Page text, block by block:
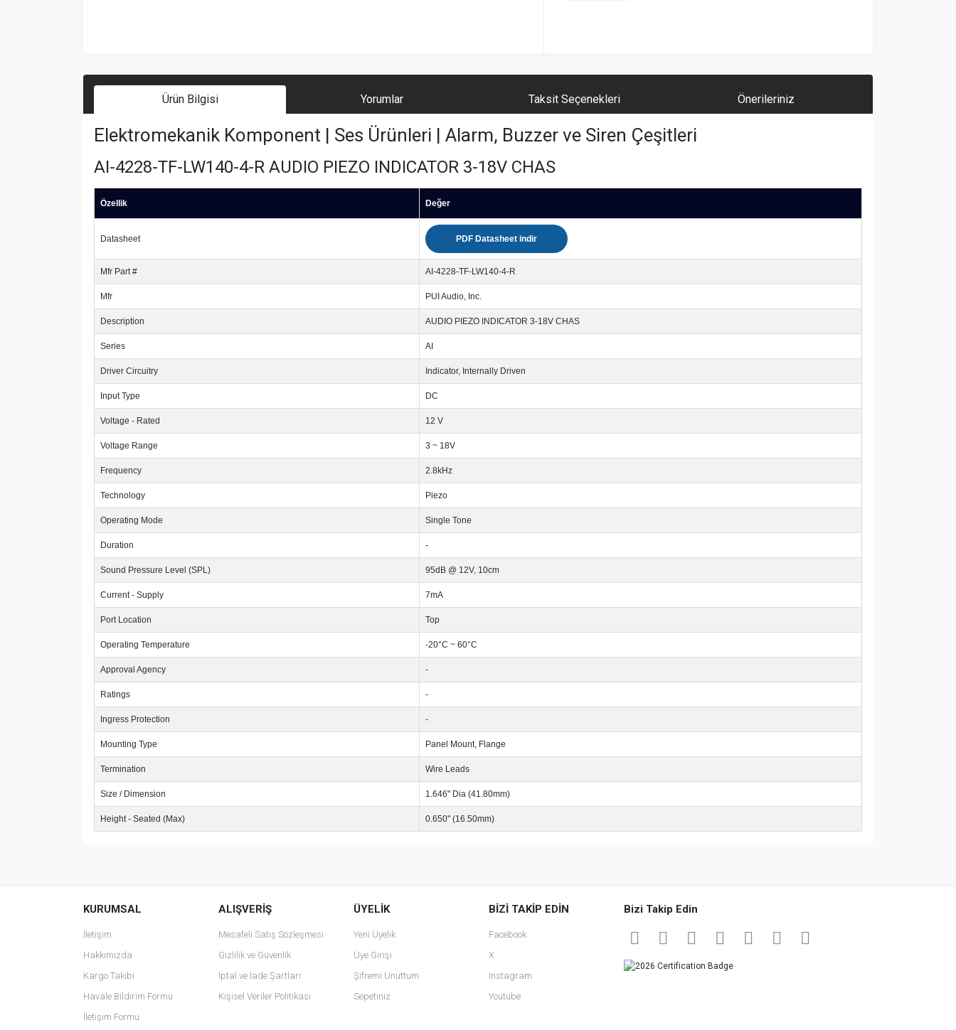
Ürün Bilgisi Yorumlar Taksit Seçenekleri Önerileriniz
Elektromekanik Komponent | Ses Ürünleri | Alarm, Buzzer ve Siren Çeşitleri
AI-4228-TF-LW140-4-R AUDIO PIEZO INDICATOR 3-18V CHAS
Özellik Değer
Datasheet PDF Datasheet indir
Mfr Part # AI-4228-TF-LW140-4-R
Mfr PUI Audio, Inc.
Description AUDIO PIEZO INDICATOR 3-18V CHAS
Series AI
Driver Circuitry Indicator, Internally Driven
Input Type DC
Voltage - Rated 12 V
Voltage Range 3 ~ 18V
Frequency 2.8kHz
Technology Piezo
Operating Mode Single Tone
Duration -
Sound Pressure Level (SPL) 95dB @ 12V, 10cm
Current - Supply 7mA
Port Location Top
Operating Temperature -20°C ~ 60°C
Approval Agency -
Ratings -
Ingress Protection -
Mounting Type Panel Mount, Flange
Termination Wire Leads
Size / Dimension 1.646" Dia (41.80mm)
Height - Seated (Max) 0.650" (16.50mm)
Ürün resmi kalitesiz, bozuk veya görüntülenemiyor.
Ürün açıklamasında eksik bilgiler bulunuyor.
Ürün bilgilerinde hatalar bulunuyor.
Ürün fiyatı diğer sitelerden daha pahalı.
KURUMSAL
İletişim
Hakkımızda
Kargo Takibi
Havale Bildirim Formu
İletişim Formu
ALIŞVERİŞ
Mesafeli Satış Sözleşmesi
Gizlilik ve Güvenlik
İptal ve İade Şartları
Kişisel Veriler Politikası
ÜYELİK
Yeni Üyelik
Üye Girişi
Şifremi Unuttum
Sepetiniz
BİZİ TAKİP EDİN
Facebook
X
Instagram
Youtube
Bizi Takip Edin